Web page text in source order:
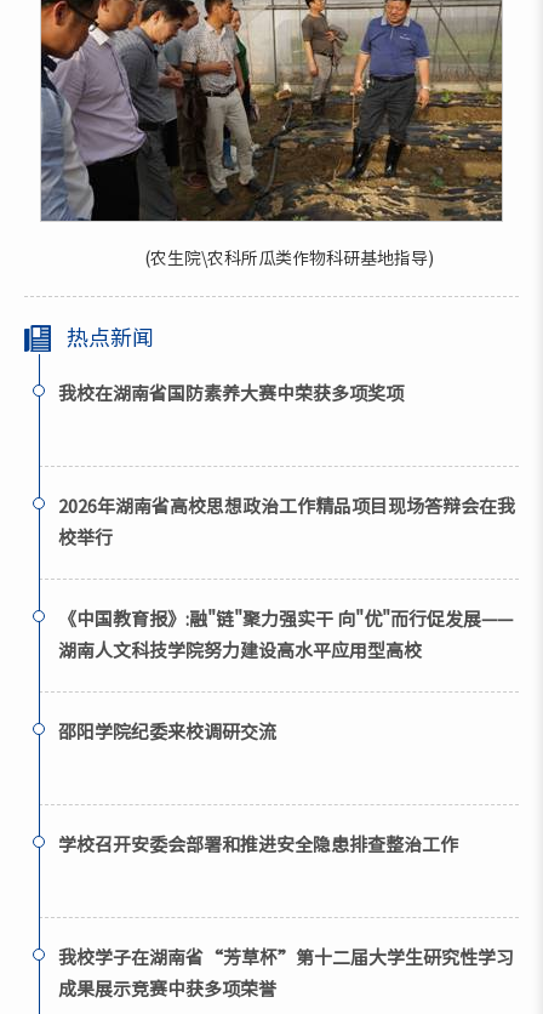
(农生院\农科所瓜类作物科研基地指导)
热点新闻
我校在湖南省国防素养大赛中荣获多项奖项
2026年湖南省高校思想政治工作精品项目现场答辩会在我
校举行
《中国教育报》:融"链"聚力强实干 向"优"而行促发展——
湖南人文科技学院努力建设高水平应用型高校
邵阳学院纪委来校调研交流
学校召开安委会部署和推进安全隐患排查整治工作
我校学子在湖南省“芳草杯”第十二届大学生研究性学习
成果展示竞赛中获多项荣誉